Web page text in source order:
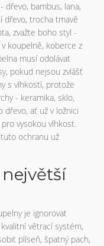
dřevo, bambus, lana,
dřevo, trocha tmavě
zvažte boho styl -
koupelně, koberce z
musí odolávat
pokud nejsou zvlášť
s vlhkostí, protože
- keramika, sklo,
dřevo, ať už v ložnici
vysokou vlhkost.
ochranu už
je ignorovat
větrací systém,
plíseň, špatný pach,